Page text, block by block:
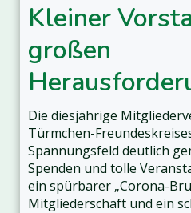
Kleiner
großen
Die diesjährige
Türmchen-
Spannungsfeld deutlich
Spenden und tolle
ein spürbarer „Corona-
Mitgliederschaft und ein